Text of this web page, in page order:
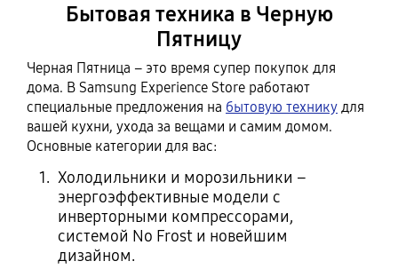
Бытовая техника в Черную
Пятницу
Черная Пятница – это время супер покупок для
дома. В Samsung Experience Store работают
специальные предложения на бытовую технику для
вашей кухни, ухода за вещами и самим домом.
Основные категории для вас:
Холодильники и морозильники –
энергоэффективные модели с
инверторными компрессорами,
системой No Frost и новейшим
дизайном.